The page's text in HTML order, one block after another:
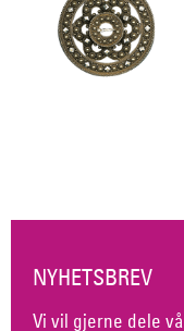
NYHETSBREV
Vi vil gjerne dele